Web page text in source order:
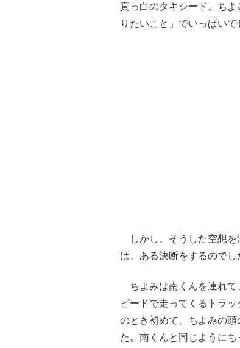
真っ白のタキシード。ち
りたいこと」でいっぱいで
しかし、そうした空想を
は、ある決断をするのでし
ちよみは南くんを連れて
ピードで走ってくるトラ
のとき初めて、ちよみの
た。南くんと同じように